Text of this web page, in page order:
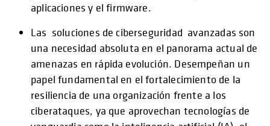
aplicaciones y el firmware.
Las soluciones de ciberseguridad avanzadas son
una necesidad absoluta en el panorama actual de
amenazas en rápida evolución. Desempeñan un
papel fundamental en el fortalecimiento de la
resiliencia de una organización frente a los
ciberataques, ya que aprovechan tecnologías de